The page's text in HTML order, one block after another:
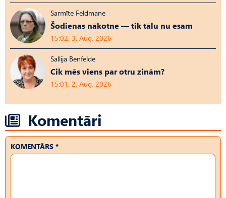
Sarmīte Feldmane
Šodienas nākotne — tik tālu nu esam
15:02, 3. Aug, 2026
Sallija Benfelde
Cik mēs viens par otru zinām?
15:01, 2. Aug, 2026
Komentāri
KOMENTĀRS *